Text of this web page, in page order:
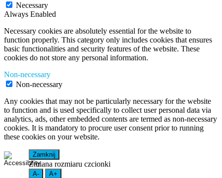
Necessary
Always Enabled
Necessary cookies are absolutely essential for the website to
function properly. This category only includes cookies that ensures
basic functionalities and security features of the website. These
cookies do not store any personal information.
Non-necessary
Non-necessary
Any cookies that may not be particularly necessary for the website
to function and is used specifically to collect user personal data via
analytics, ads, other embedded contents are termed as non-necessary
cookies. It is mandatory to procure user consent prior to running
these cookies on your website.
Zamknij
Zmiana rozmiaru czcionki
A- A+